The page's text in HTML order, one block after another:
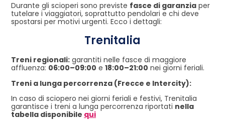
Durante gli scioperi sono previste fasce di garanzia per
tutelare i viaggiatori, soprattutto pendolari e chi deve
spostarsi per motivi urgenti. Ecco i dettagli:
Trenitalia
Treni regionali: garantiti nelle fasce di maggiore
affluenza: 06:00–09:00 e 18:00–21:00 nei giorni feriali.
Treni a lunga percorrenza (Frecce e Intercity):
In caso di sciopero nei giorni feriali e festivi, Trenitalia
garantisce i treni a lunga percorrenza riportati nella
tabella disponibile qui